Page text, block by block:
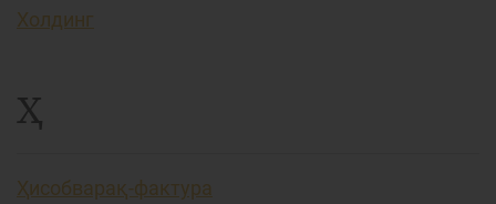
Холдинг
Ҳ
Ҳисобварақ-фактура